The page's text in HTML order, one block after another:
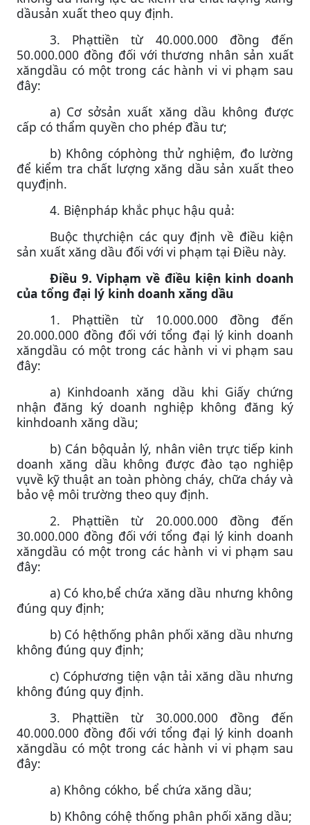
dầusản xuất theo quy định.
3. Phạttiền từ 40.000.000 đồng đến
50.000.000 đồng đối với thương nhân sản xuất
xăngdầu có một trong các hành vi vi phạm sau
đây:
a) Cơ sởsản xuất xăng dầu không được
cấp có thẩm quyền cho phép đầu tư;
b) Không cóphòng thử nghiệm, đo lường
để kiểm tra chất lượng xăng dầu sản xuất theo
quyđịnh.
4. Biệnpháp khắc phục hậu quả:
Buộc thựchiện các quy định về điều kiện
sản xuất xăng dầu đối với vi phạm tại Điều này.
Điều 9. Viphạm về điều kiện kinh doanh
của tổng đại lý kinh doanh xăng dầu
1. Phạttiền từ 10.000.000 đồng đến
20.000.000 đồng đối với tổng đại lý kinh doanh
xăngdầu có một trong các hành vi vi phạm sau
đây:
a) Kinhdoanh xăng dầu khi Giấy chứng
nhận đăng ký doanh nghiệp không đăng ký
kinhdoanh xăng dầu;
b) Cán bộquản lý, nhân viên trực tiếp kinh
doanh xăng dầu không được đào tạo nghiệp
vụvề kỹ thuật an toàn phòng cháy, chữa cháy và
bảo vệ môi trường theo quy định.
2. Phạttiền từ 20.000.000 đồng đến
30.000.000 đồng đối với tổng đại lý kinh doanh
xăngdầu có một trong các hành vi vi phạm sau
đây:
a) Có kho,bể chứa xăng dầu nhưng không
đúng quy định;
b) Có hệthống phân phối xăng dầu nhưng
không đúng quy định;
c) Cóphương tiện vận tải xăng dầu nhưng
không đúng quy định.
3. Phạttiền từ 30.000.000 đồng đến
40.000.000 đồng đối với tổng đại lý kinh doanh
xăngdầu có một trong các hành vi vi phạm sau
đây:
a) Không cókho, bể chứa xăng dầu;
b) Không cóhệ thống phân phối xăng dầu;